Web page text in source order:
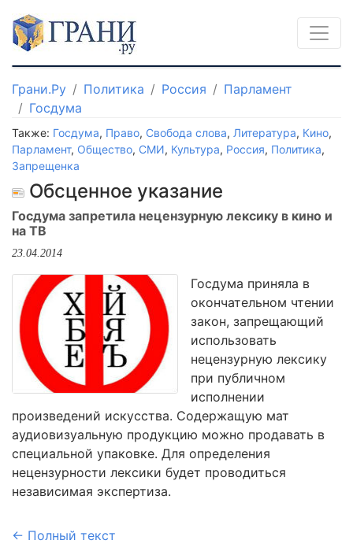
Грани.Ру Политика Россия
Парламент
Госдума
Также: Госдума, Право, Свобода слова, Литература, Кино,
Парламент, Общество, СМИ, Культура, Россия, Политика,
Запрещенка
Обсценное указание
Госдума запретила нецензурную лексику в кино и
на ТВ
23.04.2014
Госдума приняла в
окончательном чтении
закон, запрещающий
использовать
нецензурную лексику
при публичном
исполнении
произведений искусства. Содержащую мат
аудиовизуальную продукцию можно продавать в
специальной упаковке. Для определения
нецензурности лексики будет проводиться
независимая экспертиза.
← Полный текст